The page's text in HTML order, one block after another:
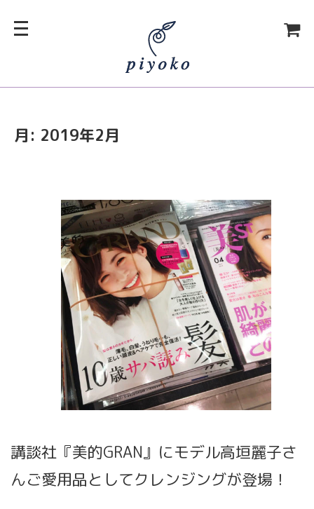
月: 2019年2月
講談社『美的GRAN』にモデル高垣麗子さ
んご愛用品としてクレンジングが登場！